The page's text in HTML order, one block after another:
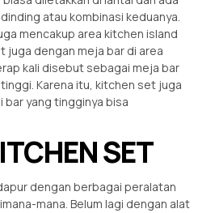
atau kombinasi keduanya.
mencakup area kitchen island
juga dengan meja bar di area
kali disebut sebagai meja bar
Karena itu, kitchen set juga
bar yang tingginya bisa
SET
dengan berbagai peralatan
mana. Belum lagi dengan alat